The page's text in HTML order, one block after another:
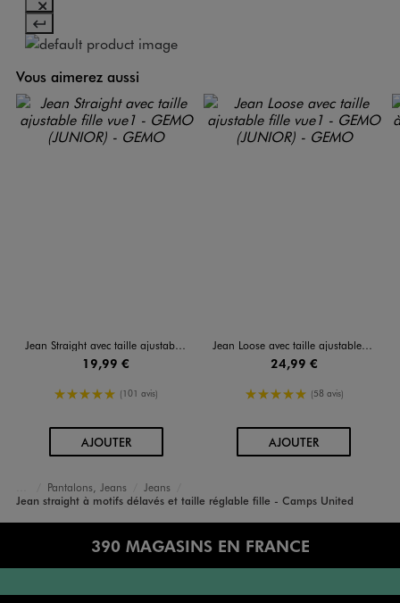
Vous aimerez aussi
Jean Straight avec taille ajustable fille
19,99 €
5/5 de moyenne
(101 avis)
AJOUTERAU PANIER
Jean Loose avec taille ajustable fille
24,99 €
5/5 de moyenne
(58 avis)
AJOUTERAU PANIER
Accueil
Fille
Vêtements
Pantalons, Jeans
Jeans
Jean straight à motifs délavés et taille réglable fille - Camps United
390 MAGASINS EN FRANCE